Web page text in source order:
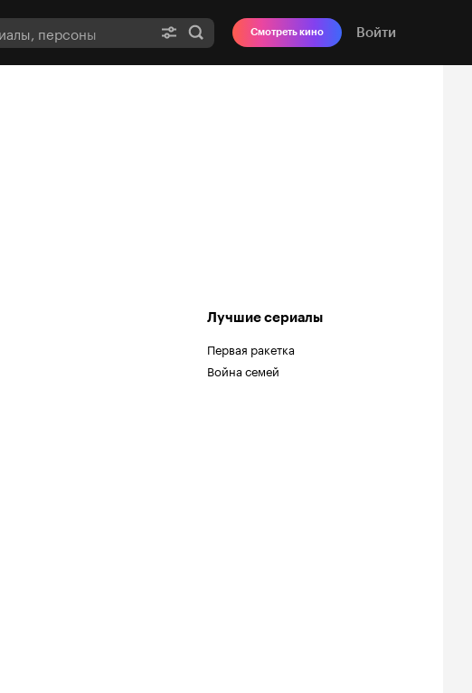
Смотреть кино Войти
Лучшие сериалы
Первая ракетка
Война семей